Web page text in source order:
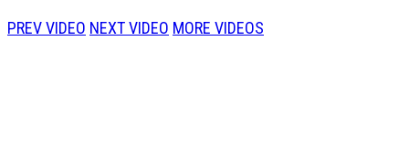
PREV VIDEO NEXT VIDEO MORE VIDEOS